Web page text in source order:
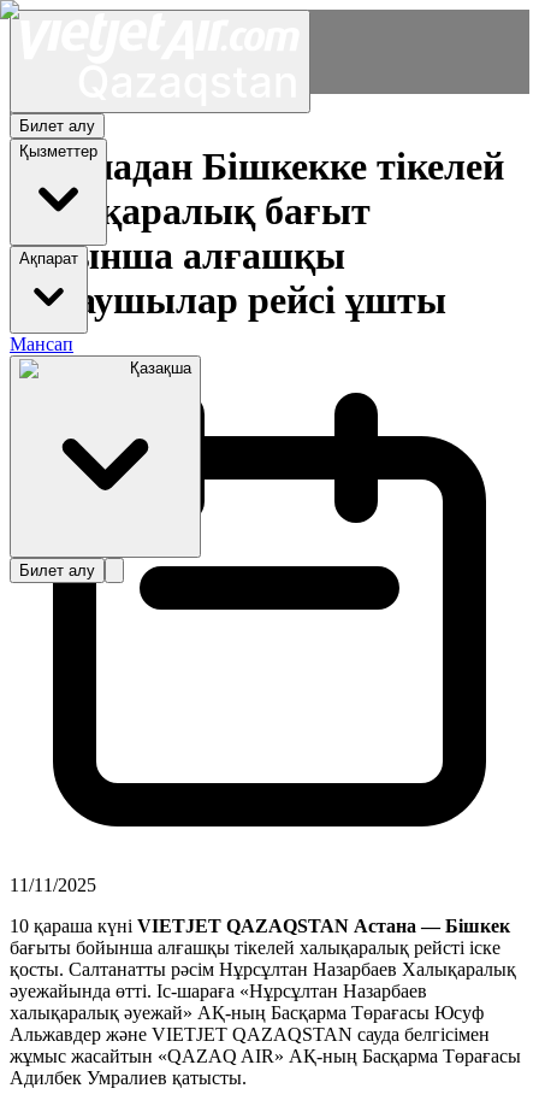
Билет алу
Қызметтер
Ақпарат
Мансап
Қазақша
Билет алу
Астанадан Бішкекке тікелей
халықаралық бағыт
бойынша алғашқы
жолаушылар рейсі ұшты
11/11/2025
10 қараша күні VIETJET QAZAQSTAN Астана — Бішкек
бағыты бойынша алғашқы тікелей халықаралық рейсті іске
қосты. Салтанатты рәсім Нұрсұлтан Назарбаев Халықаралық
әуежайында өтті. Іс-шараға «Нұрсұлтан Назарбаев
халықаралық әуежай» АҚ-ның Басқарма Төрағасы Юсуф
Альжавдер және VIETJET QAZAQSTAN сауда белгісімен
жұмыс жасайтын «QAZAQ AIR» АҚ-ның Басқарма Төрағасы
Адилбек Умралиев қатысты.